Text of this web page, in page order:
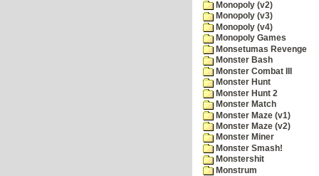
Monopoly (v2)
Monopoly (v3)
Monopoly (v4)
Monopoly Games
Monsetumas Revenge
Monster Bash
Monster Combat III
Monster Hunt
Monster Hunt 2
Monster Match
Monster Maze (v1)
Monster Maze (v2)
Monster Miner
Monster Smash!
Monstershit
Monstrum